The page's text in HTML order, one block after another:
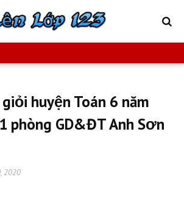
huyện Toán 6 năm
phòng GD&ĐT Anh Sơn
2020